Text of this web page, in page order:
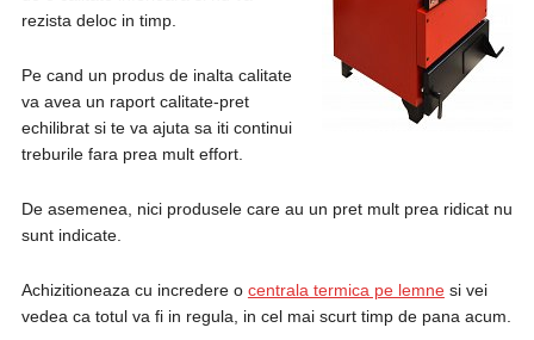
rezista deloc in timp.
Pe cand un produs de inalta calitate
va avea un raport calitate-pret
echilibrat si te va ajuta sa iti continui
treburile fara prea mult effort.
De asemenea, nici produsele care au un pret mult prea ridicat nu
sunt indicate.
Achizitioneaza cu incredere o centrala termica pe lemnesi vei
vedea ca totul va fi in regula, in cel mai scurt timp de pana acum.